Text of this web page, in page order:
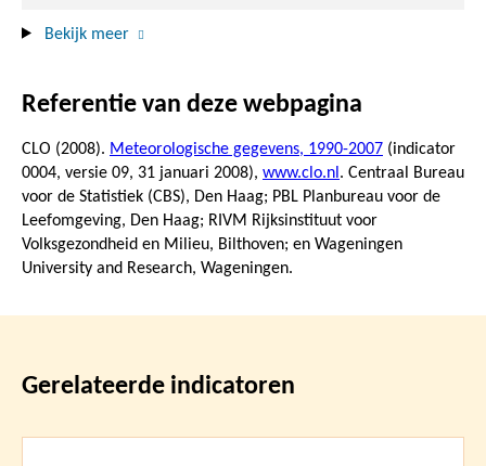
Bekijk meer
Referentie van deze webpagina
CLO (2008). Meteorologische gegevens, 1990-2007 (indicator
0004, versie 09, 31 januari 2008), www.clo.nl . Centraal Bureau
voor de Statistiek (CBS), Den Haag; PBL Planbureau voor de
Leefomgeving, Den Haag; RIVM Rijksinstituut voor
Volksgezondheid en Milieu, Bilthoven; en Wageningen
University and Research, Wageningen.
Gerelateerde indicatoren